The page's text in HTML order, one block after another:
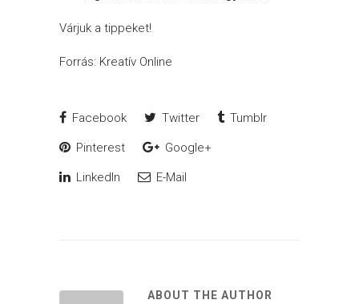
Várjuk a tippeket!
Forrás: Kreatív Online
Facebook Twitter Tumblr
Pinterest Google+
LinkedIn E-Mail
ABOUT THE AUTHOR